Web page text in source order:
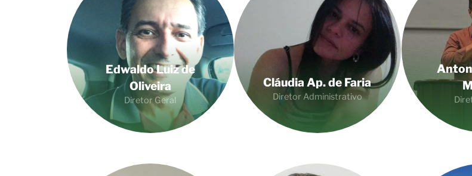
Edwaldo Luiz de
Oliveira
Diretor Geral
Cláudia Ap. de Faria
Diretor Administrativo